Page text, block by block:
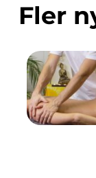
Fler